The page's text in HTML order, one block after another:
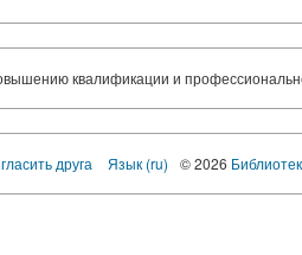
квалификации и
друга Язык (ru) © 2026